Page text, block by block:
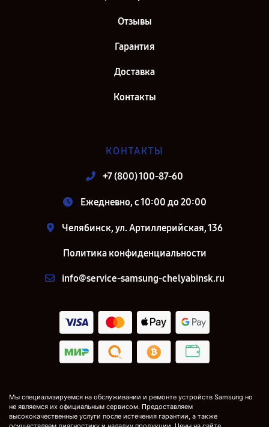
Отзывы
Гарантия
Доставка
Контакты
КОНТАКТЫ
+7 (800) 100-87-60
Ежедневно, с 10:00 до 20:00
Челябинск, ул. Артиллерийская, 136
Политика конфиденциальности
info@service-samsung-chelyabinsk.ru
Мы специализируемся на обслуживании и ремонте устройств Samsung но
не являемся их официальным сервисом. Предоставляем
высококачественные услуги после истечения гарантии, а также